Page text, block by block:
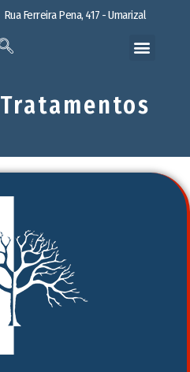
Rua Ferreira Pena, 417 - Umarizal
Tratamentos